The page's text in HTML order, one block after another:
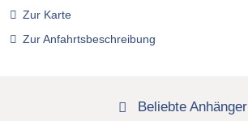
Zur Karte
Zur Anfahrtsbeschreibung
Beliebte Anhänger